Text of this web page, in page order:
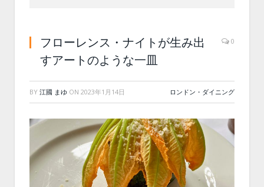
フローレンス・ナイトが生み出
すアートのような一皿
0
BY 江國 まゆ ON 2023年1月14日 ロンドン・ダイニング